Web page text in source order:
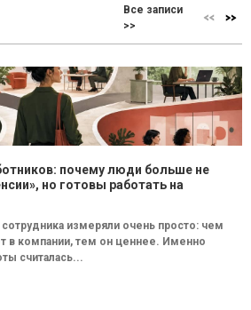
Все записи
>>
почему люди больше не
но готовы работать на
измеряли очень просто: чем
в компании, тем он ценнее. Именно
считалась...